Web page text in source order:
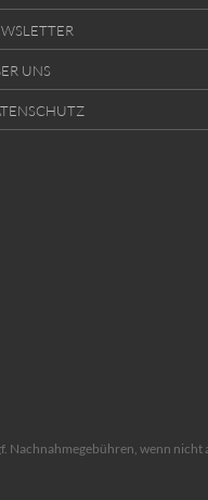
UNS
Nachnahmegebühren, wenn nicht